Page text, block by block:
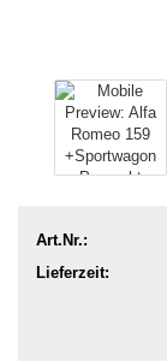
Art.Nr.:
Lieferzeit: